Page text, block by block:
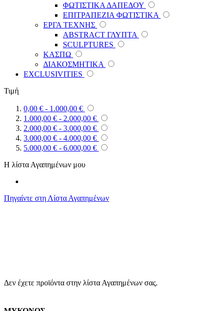
ΦΩΤΙΣΤΙΚΑ ΔΑΠΕΔΟΥ
ΕΠΙΤΡΑΠΕΖΙΑ ΦΩΤΙΣΤΙΚΑ
ΕΡΓΑ ΤΕΧΝΗΣ
ABSTRACT ΓΛΥΠΤΑ
SCULPTURES
ΚΑΣΠΩ
ΔΙΑΚΟΣΜΗΤΙΚΑ
EXCLUSIVITIES
Τιμή
0,00 € - 1.000,00 €
1.000,00 € - 2.000,00 €
2.000,00 € - 3.000,00 €
3.000,00 € - 4.000,00 €
5.000,00 € - 6.000,00 €
Η λίστα Αγαπημένων μου
Πηγαίντε στη Λίστα Αγαπημένων
Δεν έχετε προϊόντα στην λίστα Αγαπημένων σας.